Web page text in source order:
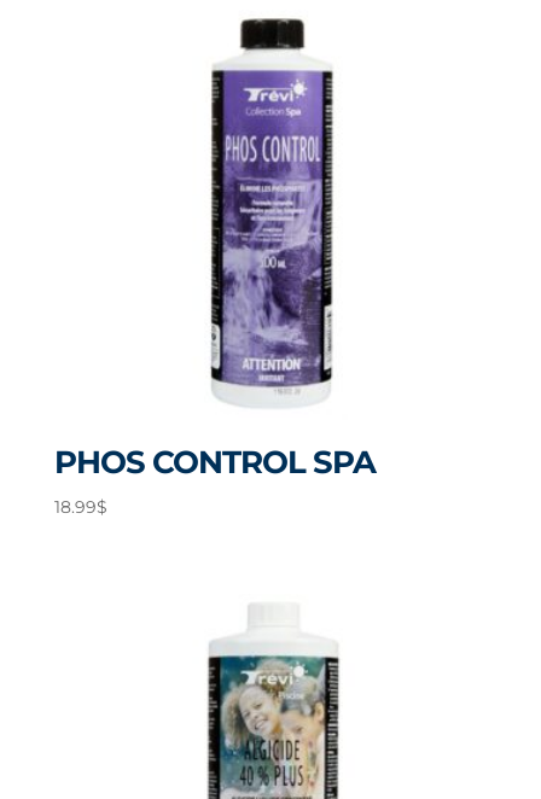
PHOS CONTROL SPA
18.99$